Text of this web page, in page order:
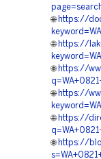
🌐 https://
🌐 https://
🌐 https://
🌐 https://
🌐 https://
🌐 https://